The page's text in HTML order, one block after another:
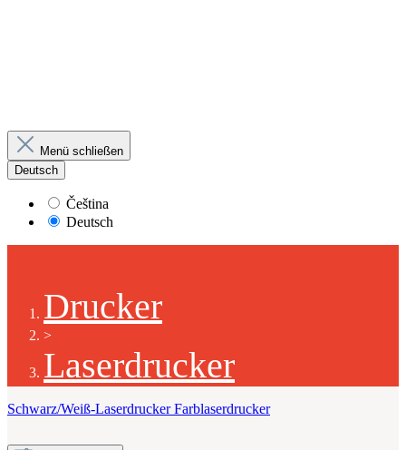
Menü schließen
Deutsch
Čeština
Deutsch
Drucker
>
Laserdrucker
Schwarz/Weiß-Laserdrucker Farblaserdrucker